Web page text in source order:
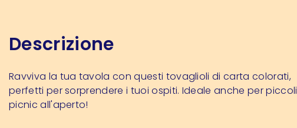
Descrizione
Ravviva la tua tavola con questi tovaglioli di carta colorati,
perfetti per sorprendere i tuoi ospiti. Ideale anche per piccoli
picnic all'aperto!